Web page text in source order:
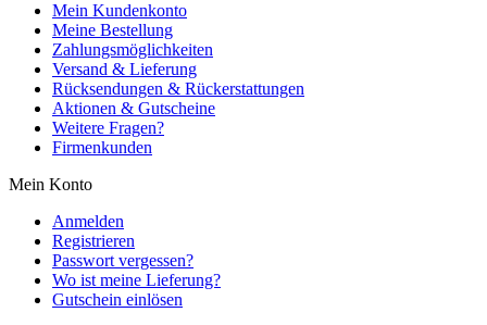
Mein Kundenkonto
Meine Bestellung
Zahlungsmöglichkeiten
Versand & Lieferung
Rücksendungen & Rückerstattungen
Aktionen & Gutscheine
Weitere Fragen?
Firmenkunden
Mein Konto
Anmelden
Registrieren
Passwort vergessen?
Wo ist meine Lieferung?
Gutschein einlösen